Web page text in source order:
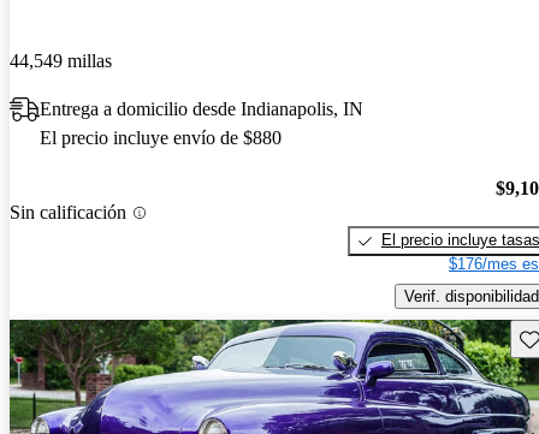
44,549 millas
Entrega a domicilio desde Indianapolis, IN
El precio incluye envío de $880
Sin calificación
El precio incluye tasas
$176/mes
Verif. disponibilidad